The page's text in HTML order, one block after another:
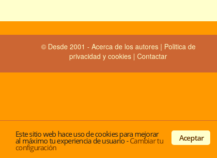
Este sitio web hace uso de cookies para mejorar
al máximo tu experiencia de usuario-Cambiar tu
configuración
Aceptar
© Desde 2001 - Acerca de los autores| Politica de
privacidad y cookies | Contactar